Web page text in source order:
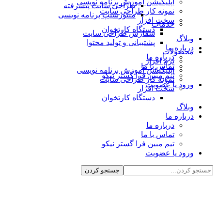
اپلیکیشن آموزش برنامه نویسی
نمونه کار طراحی سایت
سخت افزار
دستگاه کارتخوان
وبلاگ
درباره ما
درباره ما
تماس با ما
تیم مبین فرا گستر نیکو
ورود یا عضویت
طراحی سایت پیشرفته
منتورشیپ برنامه نویسی
خدمات
سفارش طراحی سایت
پشتیبانی و تولید محتوا
محصولات
نرم افزار
اپلیکیشن آموزش برنامه نویسی
نمونه کار طراحی سایت
سخت افزار
دستگاه کارتخوان
وبلاگ
درباره ما
درباره ما
تماس با ما
تیم مبین فرا گستر نیکو
ورود یا عضویت